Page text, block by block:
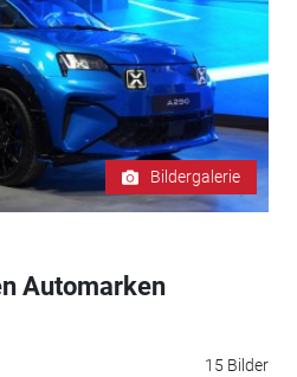
Bildergalerie
Automarken
15 Bilder